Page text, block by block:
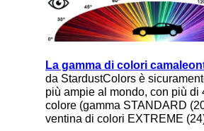
La gamma di colori
da StardustColors è
più ampie al mondo, con più di
colore (gamma STANDARD
ventina di colori EXTREME